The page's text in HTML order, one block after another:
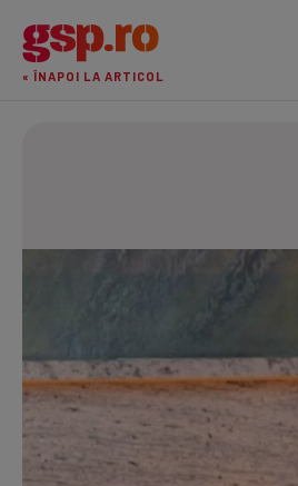
« ÎNAPOI LA ARTICOL